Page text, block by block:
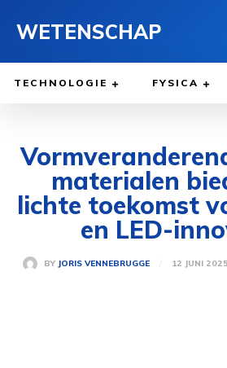
WETENSCHAP
TECHNOLOGIE FYSICA
materialen
lichte toekomst
en LED-
BY JORIS VENNEBRUGGE 12 JUNI 2025